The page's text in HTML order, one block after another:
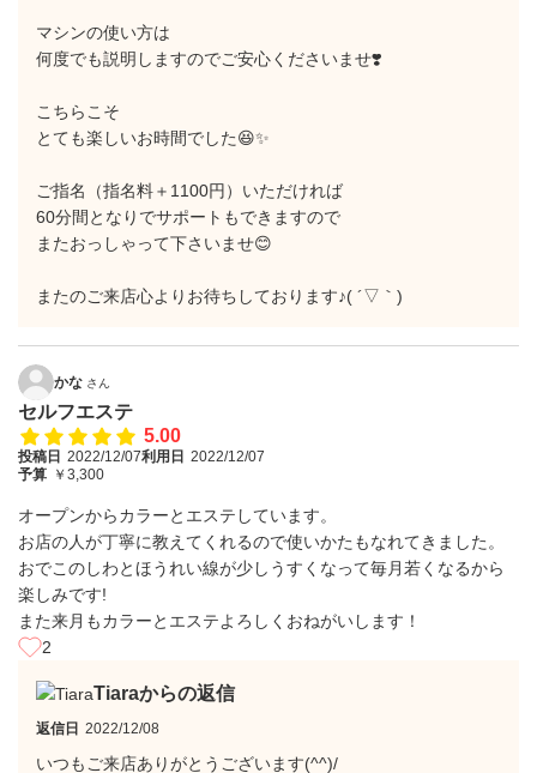
マシンの使い方は
何度でも説明しますのでご安心くださいませ❣️
こちらこそ
とても楽しいお時間でした😆✨
ご指名（指名料＋1100円）いただければ
60分間となりでサポートもできますので
またおっしゃって下さいませ😊
またのご来店心よりお待ちしております♪( ´▽｀)
かな さん
セルフエステ
5.00
投稿日 2022/12/07利用日 2022/12/07
予算 ￥3,300
オープンからカラーとエステしています。
お店の人が丁寧に教えてくれるので使いかたもなれてきました。
おでこのしわとほうれい線が少しうすくなって毎月若くなるから
楽しみです!
また来月もカラーとエステよろしくおねがいします！
2
Tiaraからの返信
返信日 2022/12/08
いつもご来店ありがとうございます(^^)/